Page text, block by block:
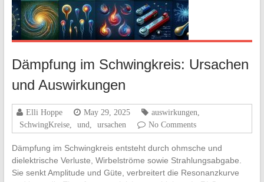
Dämpfung im Schwingkreis: Ursachen
und Auswirkungen
Elli Hoppe May 29, 2025 auswirkungen
SchwingKreise, und ursachen No Comments
Dämpfung im Schwingkreis entsteht durch ohmsche und
dielektrische Verluste, Wirbelströme sowie Strahlungsabgabe.
Sie senkt Amplitude und Güte, verbreitert die Resonanzkurve